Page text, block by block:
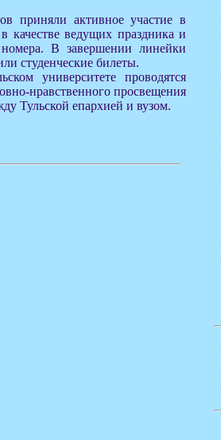
приняли активное участие в
качестве ведущих праздника и
номера. В завершении линейки
студенческие билеты.
университете проводятся
нравственного просвещения
Тульской епархией и вузом.